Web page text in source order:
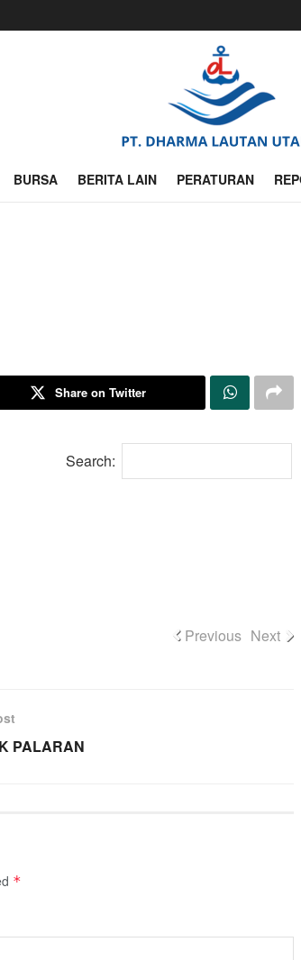
BURSA BERITA LAIN PERATURAN
Share on Twitter
Search:
Previous Next
PALARAN
*